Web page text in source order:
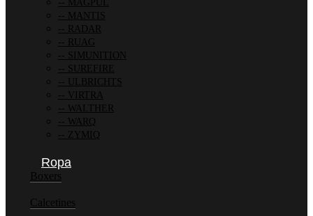
MAGPUL
MANTIS
RADAR
RUAG
SIMUNITION
SUREFIRE
ULBRICHTS
VIRTRA
WALTHER
WARQ
ZYMIQ
Ropa
Boxers
Calcetines